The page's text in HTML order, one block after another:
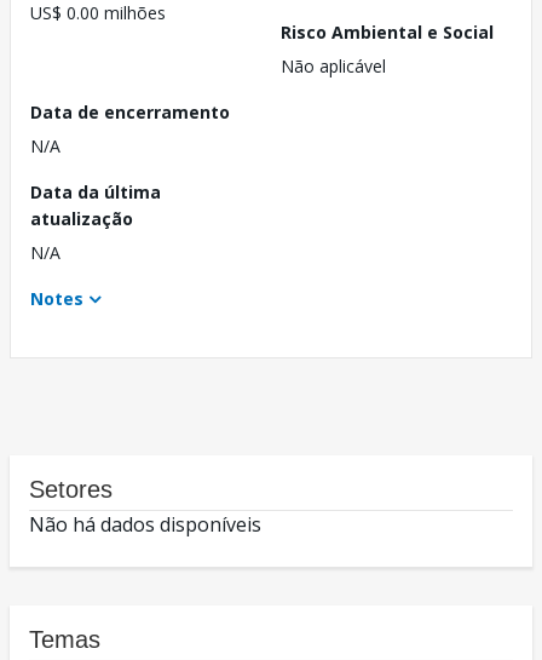
US$ 0.00 milhões
Risco Ambiental e Social
Não aplicável
Data de encerramento
N/A
Data da última
atualização
N/A
Notes
Setores
Não há dados disponíveis
Temas